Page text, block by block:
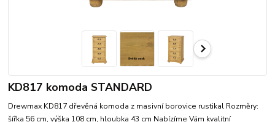
KD817 komoda STANDARD
Drewmax KD817 dřevěná komoda z masivní borovice rustikal Rozměry:
šířka 56 cm, výška 108 cm, hloubka 43 cm Nabízíme Vám kvalitní